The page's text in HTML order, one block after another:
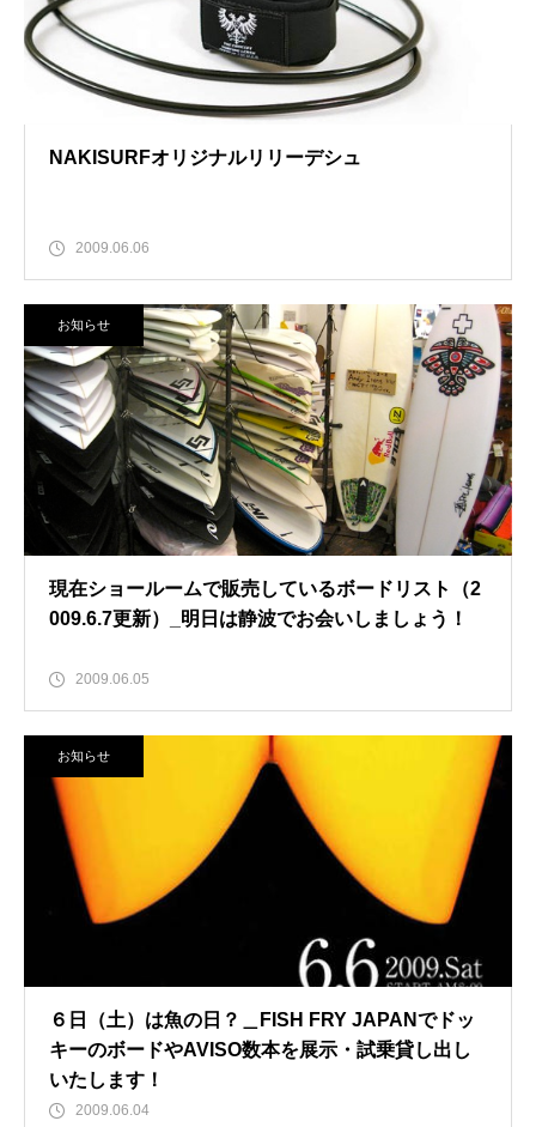
NAKISURFオリジナルリリーデシュ
2009.06.06
お知らせ
現在ショールームで販売しているボードリスト（2
009.6.7更新）_明日は静波でお会いしましょう！
2009.06.05
お知らせ
６日（土）は魚の日？＿FISH FRY JAPANでドッ
キーのボードやAVISO数本を展示・試乗貸し出し
いたします！
2009.06.04